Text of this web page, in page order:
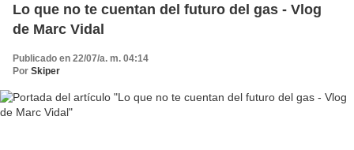
Lo que no te cuentan del futuro del gas - Vlog
de Marc Vidal
Publicado en 22/07/a. m. 04:14
Por Skiper